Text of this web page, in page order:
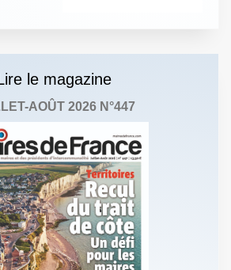
le magazine
AOÛT 2026 N°447